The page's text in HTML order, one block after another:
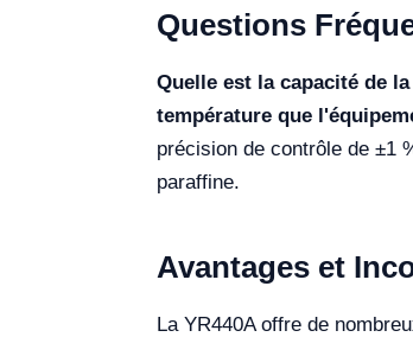
Questions
Quelle est la capacité de
température que
précision de contrôle de ±1
paraffine.
Avantages et
La YR440A offre de